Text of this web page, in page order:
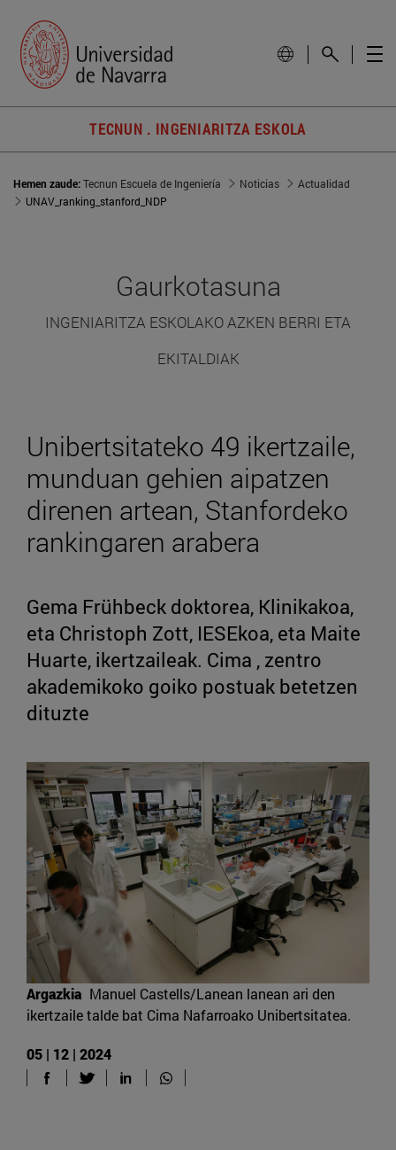
TECNUN . INGENIARITZA ESKOLA
Hemen zaude:Tecnun Escuela de Ingeniería Noticias
Actualidad
UNAV_ranking_stanford_NDP
Gaurkotasuna
INGENIARITZA ESKOLAKO AZKEN BERRI ETA
EKITALDIAK
Unibertsitateko 49 ikertzaile,
munduan gehien aipatzen
direnen artean, Stanfordeko
rankingaren arabera
Gema Frühbeck doktorea, Klinikakoa,
eta Christoph Zott, IESEkoa, eta Maite
Huarte, ikertzaileak. Cima , zentro
akademikoko goiko postuak betetzen
dituzte
Argazkia Manuel Castells/Lanean lanean ari den
ikertzaile talde bat Cima Nafarroako Unibertsitatea.
05 | 12 | 2024